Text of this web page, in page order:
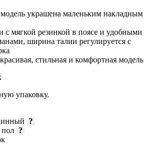
модель украшена маленьким накладным
с мягкой резинкой в поясе и удобными
ширина талии регулируется с
стильная и комфортная модель
упаковку.
?
?